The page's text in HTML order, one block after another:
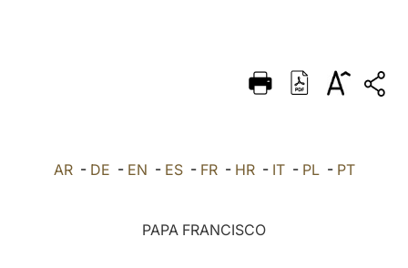
DEUTSCH
العربيّة AR- DE - EN - ES- FR- HR- IT- PL- PT
PAPA FRANCISCO